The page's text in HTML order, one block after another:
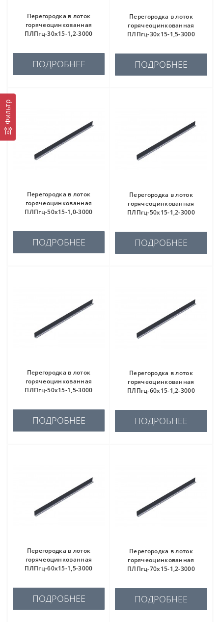
Фильтр
Перегородка в лоток
горячеоцинкованная
ПЛПгц-30х15-1,2-3000
ПОДРОБНЕЕ
Перегородка в лоток
горячеоцинкованная
ПЛПгц-30х15-1,5-3000
ПОДРОБНЕЕ
Перегородка в лоток
горячеоцинкованная
ПЛПгц-50х15-1,0-3000
ПОДРОБНЕЕ
Перегородка в лоток
горячеоцинкованная
ПЛПгц-50х15-1,2-3000
ПОДРОБНЕЕ
Перегородка в лоток
горячеоцинкованная
ПЛПгц-50х15-1,5-3000
ПОДРОБНЕЕ
Перегородка в лоток
горячеоцинкованная
ПЛПгц-60х15-1,2-3000
ПОДРОБНЕЕ
Перегородка в лоток
горячеоцинкованная
ПЛПгц-60х15-1,5-3000
ПОДРОБНЕЕ
Перегородка в лоток
горячеоцинкованная
ПЛПгц-70х15-1,2-3000
ПОДРОБНЕЕ